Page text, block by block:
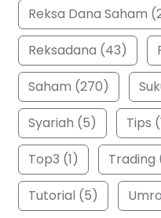
Reksa Dana Saham
Reksadana (43)
Saham (270)
Syariah (5)
Tips
Top3 (1)
Trading
Tutorial (5)